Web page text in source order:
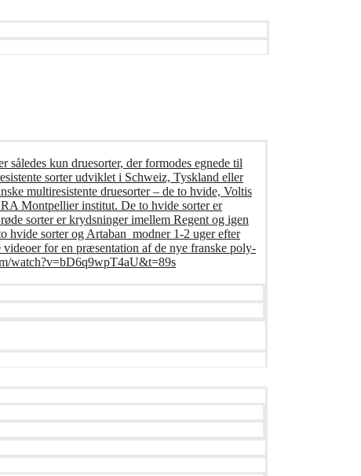
kun druesorter, der formodes egnede til
sorter udviklet i Schweiz, Tyskland eller
multiresistente druesorter – de to hvide, Voltis
Montpellier institut. De to hvide sorter er
sorter er krydsninger imellem Regent og igen
hvide sorter og Artaban modner 1-2 uger efter
videoer for en præsentation af de nye franske poly-
watch?v=bD6q9wpT4aU&t=89s